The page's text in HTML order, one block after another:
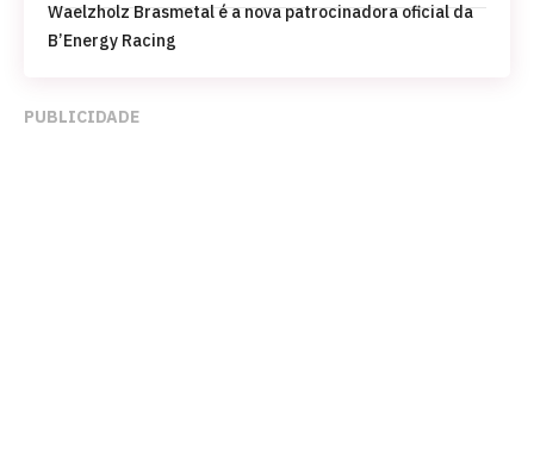
Waelzholz Brasmetal é a nova patrocinadora oficial da
B’Energy Racing
PUBLICIDADE